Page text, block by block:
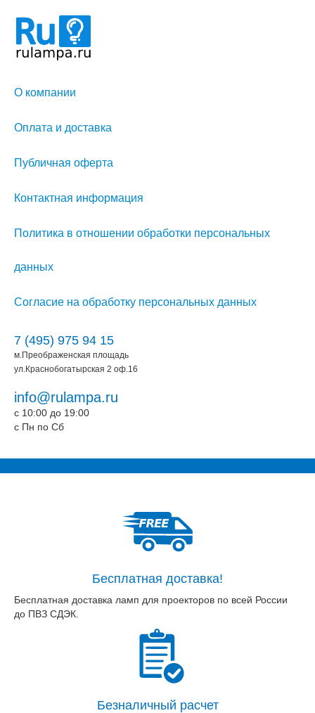
О компании
Оплата и доставка
Публичная оферта
Контактная информация
Политика в отношении обработки персональных
данных
Согласие на обработку персональных данных
7 (495) 975 94 15
м.Преображенская площадь
ул.Краснобогатырская 2 оф.16
info@rulampa.ru
c 10:00 до 19:00
c Пн по Сб
Бесплатная доставка!
Бесплатная доставка ламп для проекторов по всей России
до ПВЗ СДЭК.
Безналичный расчет